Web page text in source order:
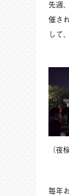
先週
催さ
して
（夜
毎年